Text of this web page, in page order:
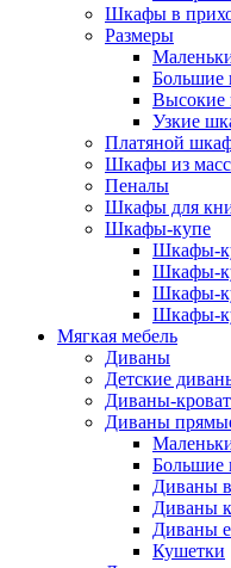
Шкафы в
Размеры
Узкие
Платяной
Шкафы из
Пеналы
Шкафы для
Шкафы-купе
Шкафы-
Шкафы-
Шкафы-
Шкафы-
Мягкая мебель
Диваны
Детские
Диваны-
Диваны
Большие
Диваны
Диваны
Диваны
Кушетки